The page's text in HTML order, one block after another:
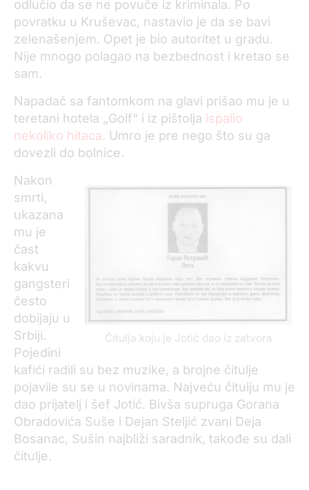
odlučio da se ne povuče iz kriminala. Po
povratku u Kruševac, nastavio je da se bavi
zelenašenjem. Opet je bio autoritet u gradu.
Nije mnogo polagao na bezbednost i kretao se
sam.
Napadač sa fantomkom na glavi prišao mu je u
teretani hotela „Golf“ i iz pištolja ispalio
nekoliko hitaca. Umro je pre nego što su ga
dovezli do bolnice.
Čitulja koju je Jotić dao iz zatvora
Nakon
smrti,
ukazana
mu je
čast
kakvu
gangsteri
često
dobijaju u
Srbiji.
Pojedini
kafići radili su bez muzike, a brojne čitulje
pojavile su se u novinama. Najveću čitulju mu je
dao prijatelj i šef Jotić. Bivša supruga Gorana
Obradovića Suše i Dejan Steljić zvani Deja
Bosanac, Sušin najbliži saradnik, takođe su dali
čitulje.